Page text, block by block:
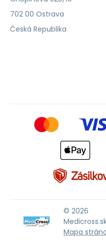
702 00 Ostrava
Česká Republika
© 2026
Mapa